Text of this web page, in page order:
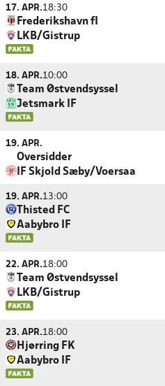
17. APR.18:30
Frederikshavn fI
LKB/Gistrup
18. APR.10:00
Team Østvendsyssel
Jetsmark IF
19. APR.
Oversidder
IF Skjold Sæby/Voersaa
19. APR.13:00
Thisted FC
Aabybro IF
22. APR.18:00
Team Østvendsyssel
LKB/Gistrup
23. APR.18:00
Hjørring FK
Aabybro IF